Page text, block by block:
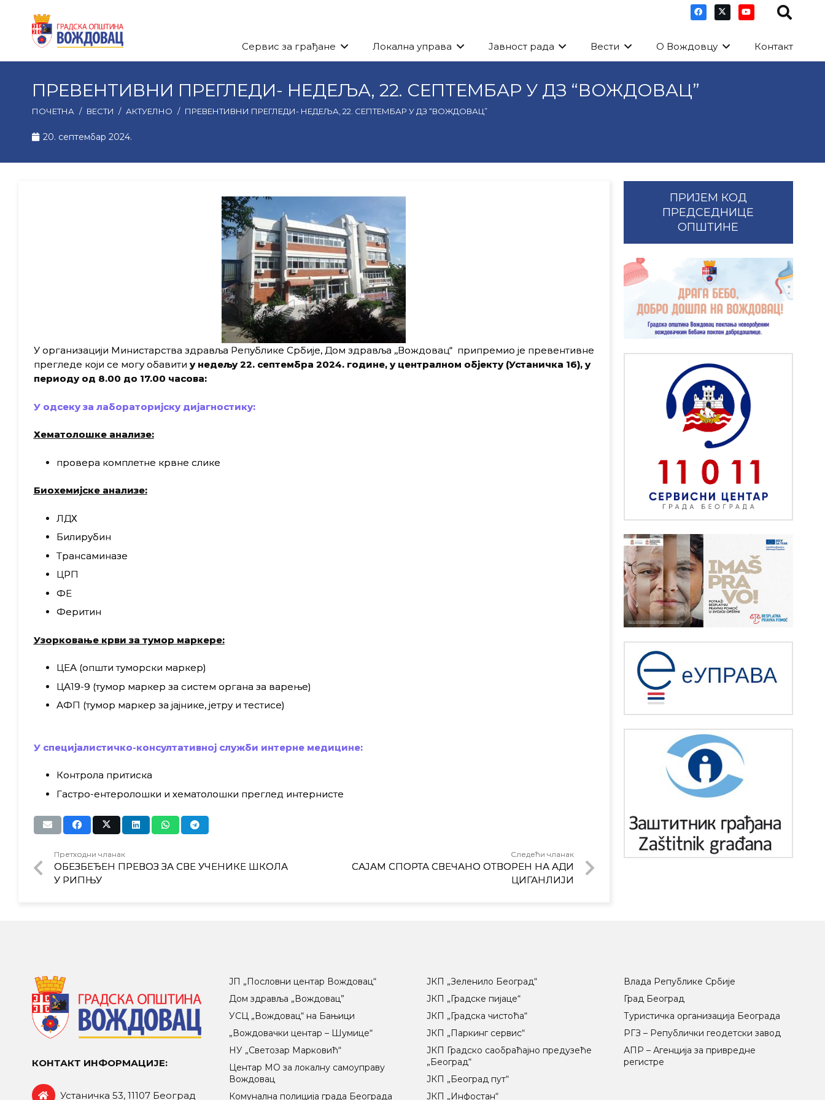
Сервис за грађане Локална управа Јавност рада Вести О Вождовцу Контакт
ПРЕВЕНТИВНИ ПРЕГЛЕДИ- НЕДЕЉА, 22. СЕПТЕМБАР У ДЗ “ВОЖДОВАЦ”
ПОЧЕТНА / ВЕСТИ / АКТУЕЛНО / ПРЕВЕНТИВНИ ПРЕГЛЕДИ- НЕДЕЉА, 22. СЕПТЕМБАР У ДЗ “ВОЖДОВАЦ”
20. септембар 2024.
У организацији Министарства здравља Републике Србије, Дом здравља ,,Вождовац“ припремио је превентивне
прегледе који се могу обавити у недељу 22. септембра 2024. године, у централном објекту (Устаничка 16), у
периоду од 8.00 до 17.00 часова:
У одсеку за лабораторијску дијагностику:
Хематолошке анализе:
провера комплетне крвне слике
Биохемијске анализе:
ЛДХ
Билирубин
Трансаминазе
ЦРП
ФЕ
Феритин
Узорковање крви за тумор маркере:
ЦЕА (општи туморски маркер)
ЦА19-9 (тумор маркер за систем органа за варење)
АФП (тумор маркер за јајнике, јетру и тестисе)
У специјалистичко-консултативној служби интерне медицине:
Контрола притиска
Гастро-ентеролошки и хематолошки преглед интернисте
Претходни чланак
ОБЕЗБЕЂЕН ПРЕВОЗ ЗА СВЕ УЧЕНИКЕ ШКОЛА
У РИПЊУ
Следећи чланак
САЈАМ СПОРТА СВЕЧАНО ОТВОРЕН НА АДИ
ЦИГАНЛИЈИ
ПРИЈЕМ КОД
ПРЕДСЕДНИЦЕ
ОПШТИНЕ
КОНТАКТ ИНФОРМАЦИЈЕ:
Устаничка 53, 11107 Београд
ЈП „Пословни центар Вождовац“
Дом здравља „Вождовац”
УСЦ „Вождовац“ на Бањици
„Вождовачки центар – Шумице“
НУ „Светозар Марковић“
Центар МO за локалну самоуправу
Вождовац
Комунална полиција града Београда
ЈКП „Зеленило Београд“
ЈКП „Градске пијаце“
ЈКП „Градска чистоћа“
ЈКП „Паркинг сервис“
ЈКП Градско саобраћајно предузеће
„Београд“
ЈКП „Београд пут“
ЈКП „Инфостан“
Влада Републике Србије
Град Београд
Туристичка организација Београда
РГЗ – Републички геодетски завод
АПР – Агенција за привредне
регистре